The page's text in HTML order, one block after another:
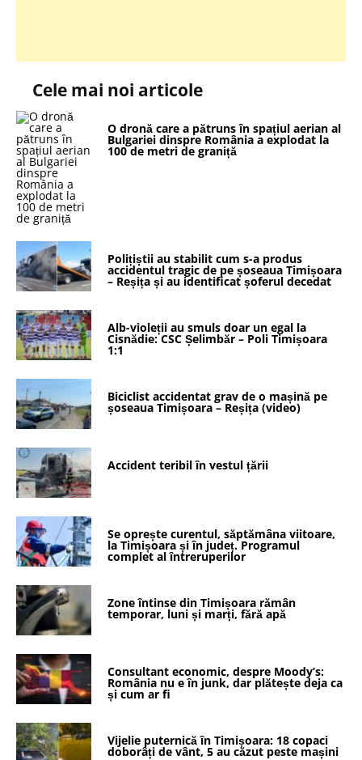
Cele mai noi articole
O dronă care a pătruns în spațiul aerian al
Bulgariei dinspre România a explodat la
100 de metri de graniță
Polițiștii au stabilit cum s-a produs
accidentul tragic de pe șoseaua Timișoara
– Reșița și au identificat șoferul decedat
Alb-violeții au smuls doar un egal la
Cisnădie: CSC Șelimbăr – Poli Timișoara
1:1
Biciclist accidentat grav de o mașină pe
șoseaua Timișoara – Reșița (video)
Accident teribil în vestul țării
Se oprește curentul, săptămâna viitoare,
la Timișoara și în județ. Programul
complet al întreruperilor
Zone întinse din Timișoara rămân
temporar, luni și marți, fără apă
Consultant economic, despre Moody’s:
România nu e în junk, dar plătește deja ca
și cum ar fi
Vijelie puternică în Timișoara: 18 copaci
doborâți de vânt, 5 au căzut peste mașini